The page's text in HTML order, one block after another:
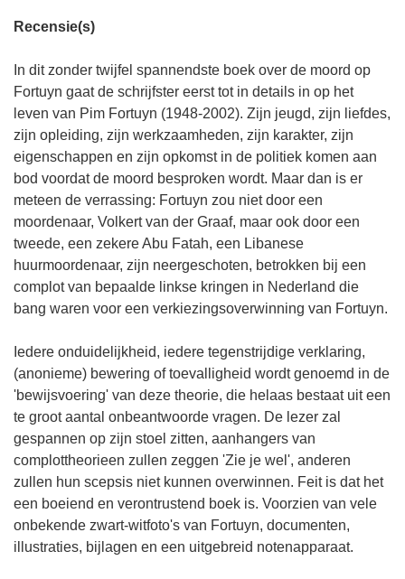
Recensie(s)
In dit zonder twijfel spannendste boek over de moord op
Fortuyn gaat de schrijfster eerst tot in details in op het
leven van Pim Fortuyn (1948-2002). Zijn jeugd, zijn liefdes,
zijn opleiding, zijn werkzaamheden, zijn karakter, zijn
eigenschappen en zijn opkomst in de politiek komen aan
bod voordat de moord besproken wordt. Maar dan is er
meteen de verrassing: Fortuyn zou niet door een
moordenaar, Volkert van der Graaf, maar ook door een
tweede, een zekere Abu Fatah, een Libanese
huurmoordenaar, zijn neergeschoten, betrokken bij een
complot van bepaalde linkse kringen in Nederland die
bang waren voor een verkiezingsoverwinning van Fortuyn.
Iedere onduidelijkheid, iedere tegenstrijdige verklaring,
(anonieme) bewering of toevalligheid wordt genoemd in de
'bewijsvoering' van deze theorie, die helaas bestaat uit een
te groot aantal onbeantwoorde vragen. De lezer zal
gespannen op zijn stoel zitten, aanhangers van
complottheorieen zullen zeggen 'Zie je wel', anderen
zullen hun scepsis niet kunnen overwinnen. Feit is dat het
een boeiend en verontrustend boek is. Voorzien van vele
onbekende zwart-witfoto's van Fortuyn, documenten,
illustraties, bijlagen en een uitgebreid notenapparaat.